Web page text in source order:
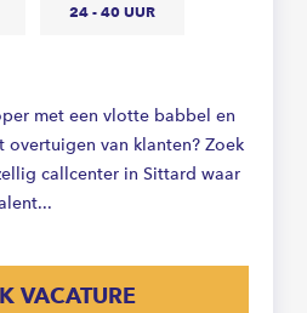
24 - 40 UUR
met een vlotte babbel en
overtuigen van klanten? Zoek
callcenter in Sittard waar
VACATURE